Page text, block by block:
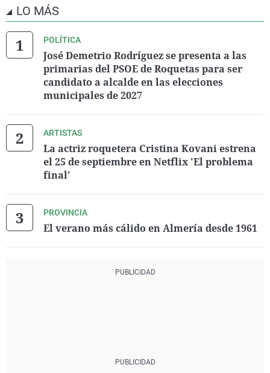
LO MÁS
POLÍTICA
José Demetrio Rodríguez se presenta a las
primarias del PSOE de Roquetas para ser
candidato a alcalde en las elecciones
municipales de 2027
ARTISTAS
La actriz roquetera Cristina Kovani estrena
el 25 de septiembre en Netflix 'El problema
final'
PROVINCIA
El verano más cálido en Almería desde 1961